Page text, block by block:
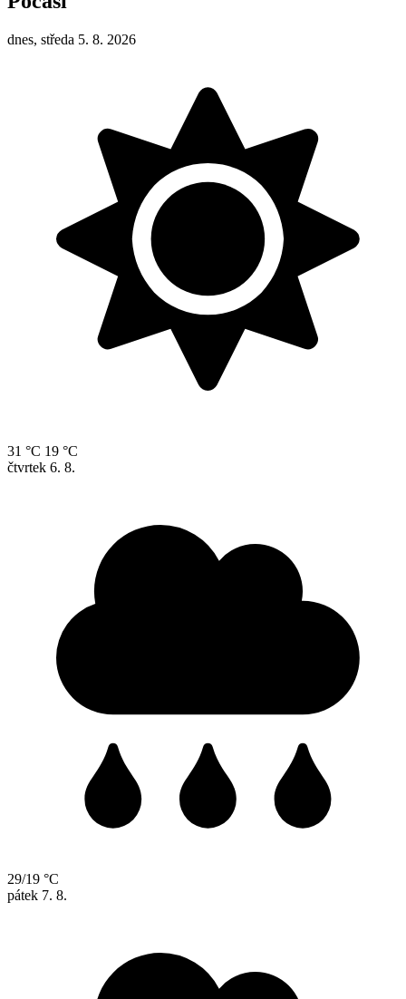
dnes, středa 5. 8. 2026
31 °C 19 °C
čtvrtek 6. 8.
29/19 °C
pátek 7. 8.